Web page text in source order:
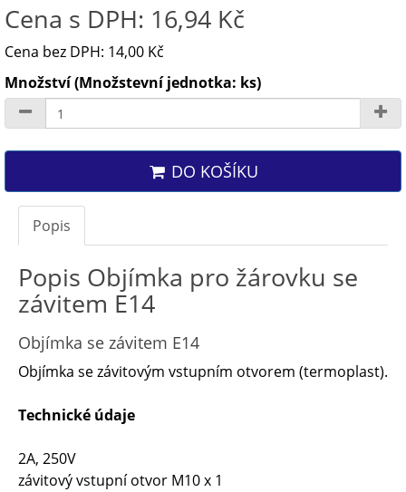
Cena s DPH: 16,94 Kč
Cena bez DPH: 14,00 Kč
Množství (Množstevní jednotka: ks)
DO KOŠÍKU
Popis
Popis Objímka pro žárovku se
závitem E14
Objímka se závitem E14
Objímka se závitovým vstupním otvorem (termoplast).
Technické údaje
2A, 250V
závitový vstupní otvor M10 x 1